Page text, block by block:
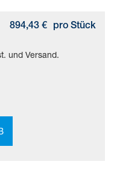
894,43 € pro Stück
und Versand.